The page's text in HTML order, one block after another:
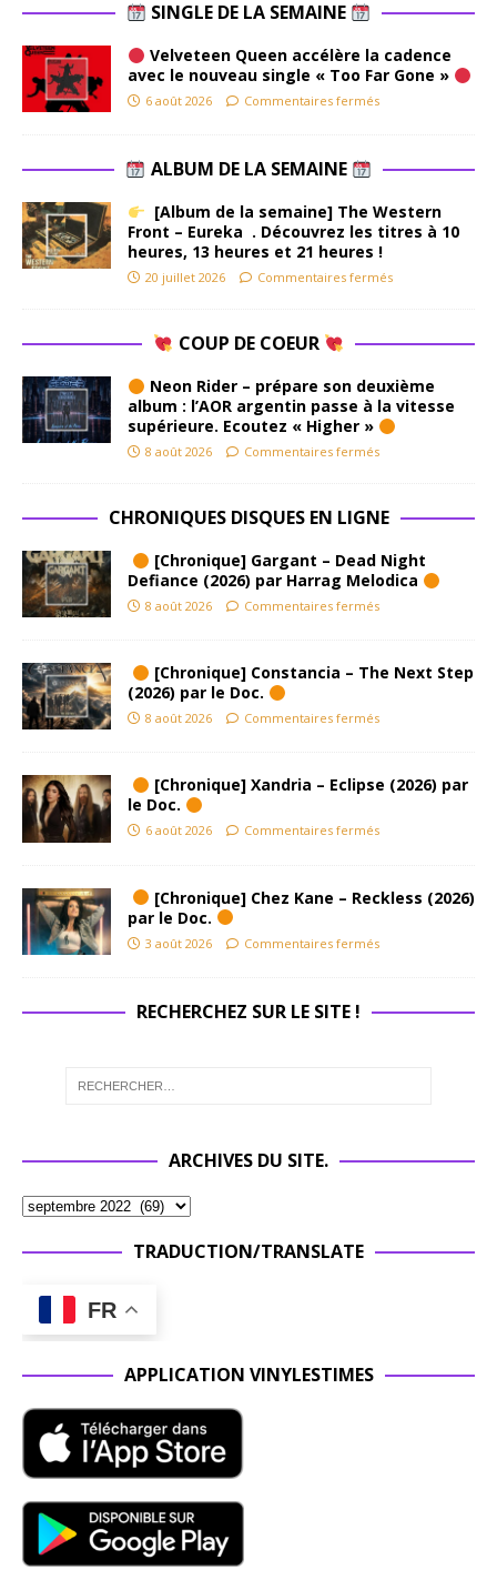
SINGLE DE LA SEMAINE
Velveteen Queen accélère la cadence
avec le nouveau single « Too Far Gone »
6 août 2026 Commentaires fermés
ALBUM DE LA SEMAINE
[Album de la semaine] The Western
Front – Eureka . Découvrez les titres à 10
heures, 13 heures et 21 heures !
20 juillet 2026 Commentaires fermés
COUP DE COEUR
Neon Rider – prépare son deuxième
album : l’AOR argentin passe à la vitesse
supérieure. Ecoutez « Higher »
8 août 2026 Commentaires fermés
CHRONIQUES DISQUES EN LIGNE
[Chronique] Gargant – Dead Night
Defiance (2026) par Harrag Melodica
8 août 2026 Commentaires fermés
[Chronique] Constancia – The Next Step
(2026) par le Doc.
8 août 2026 Commentaires fermés
[Chronique] Xandria – Eclipse (2026) par
le Doc.
6 août 2026 Commentaires fermés
[Chronique] Chez Kane – Reckless (2026)
par le Doc.
3 août 2026 Commentaires fermés
RECHERCHEZ SUR LE SITE !
ARCHIVES DU SITE.
TRADUCTION/TRANSLATE
FR
APPLICATION VINYLESTIMES